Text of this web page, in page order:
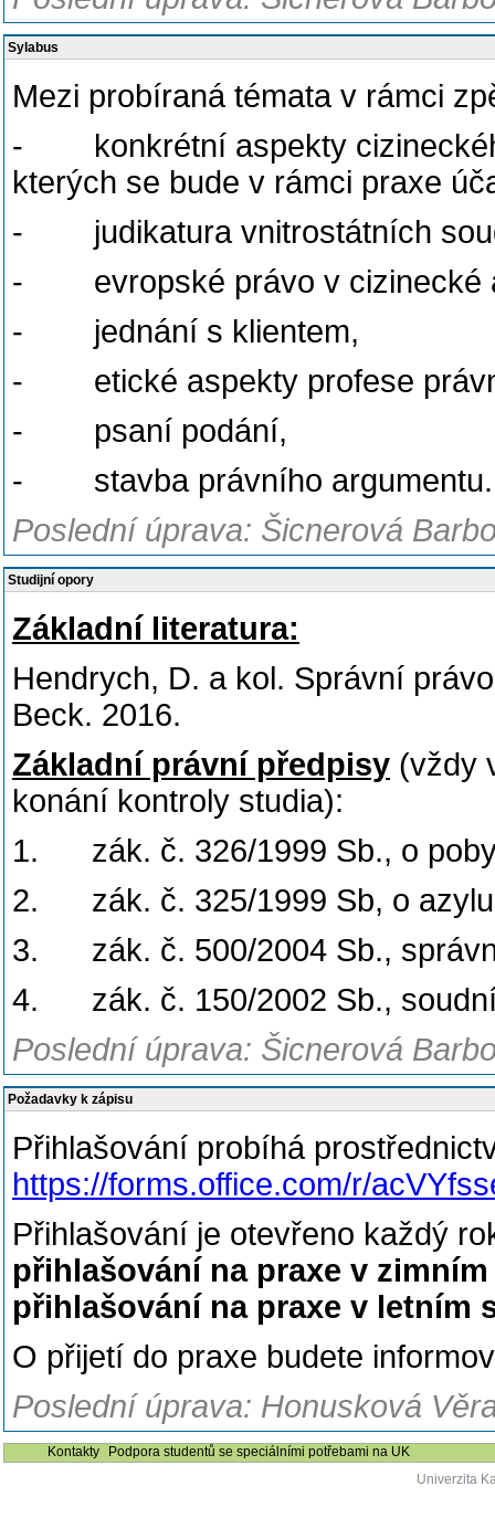
Sylabus
Mezi probíraná témata v rámci
- konkrétní aspekty
kterých se bude v rámci praxe
- judikatura vnitrostátních
- evropské právo v cizinecké
- jednání s klientem,
- etické aspekty profese
- psaní podání,
- stavba právního argumentu.
Poslední úprava: Šicnerová
Studijní opory
Základní literatura:
Hendrych, D. a kol. Správní
Beck. 2016.
Základní právní předpisy (vždy
konání kontroly studia):
1. zák. č. 326/1999 Sb., o
2. zák. č. 325/1999 Sb, o azylu
3. zák. č. 500/2004 Sb.,
4. zák. č. 150/2002 Sb.,
Poslední úprava: Šicnerová
Požadavky k zápisu
Přihlašování probíhá
https://forms.office.com/r/
Přihlašování je otevřeno každý
přihlašování na praxe v
přihlašování na praxe v letním
O přijetí do praxe budete
Poslední úprava: Honusková
Kontakty
Podpora studentů se speciálními potřebami na UK
Univerzita